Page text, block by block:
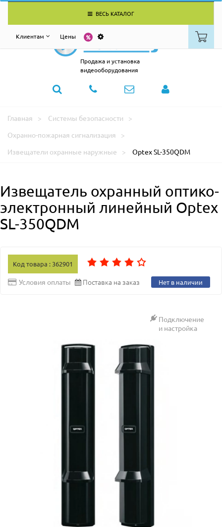
ВЕСЬ КАТАЛОГ
Клиентам Цены
Продажа и установка
видеооборудования
Главная
Системы безопасности
Охранно-пожарная сигнализация
Извещатели охранные наружные
Optex SL-350QDM
Извещатель охранный оптико-
электронный линейный Optex
SL-350QDM
Код товара : 362901
Условия оплаты Поставка на заказ Нет в наличии
Подключение
и настройка